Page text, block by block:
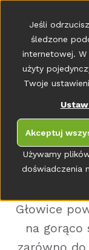
Używamy
doświadczenia
Jeśli
śledzone
internetowej.
użyty
Twoje
Akceptuj
t
r
s
E
n
g
Home
FK
Głowice
na gorąco
zarówno do